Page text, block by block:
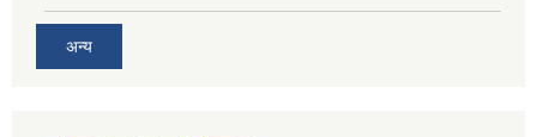
अन्य